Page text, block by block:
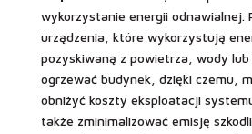
wykorzystanie energii odnawialnej.
urządzenia, które wykorzystują
pozyskiwaną z powietrza, wody
ogrzewać budynek, dzięki czemu,
obniżyć koszty eksploatacji
także zminimalizować emisję